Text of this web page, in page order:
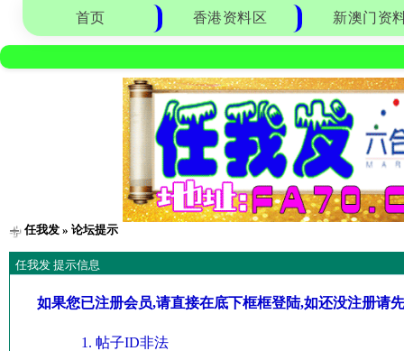
首页 香港资料区 新澳门资
任我发» 论坛提示
任我发 提示信息
如果您已注册会员,请直接在底下框框登陆,如还没注册请
帖子ID非法